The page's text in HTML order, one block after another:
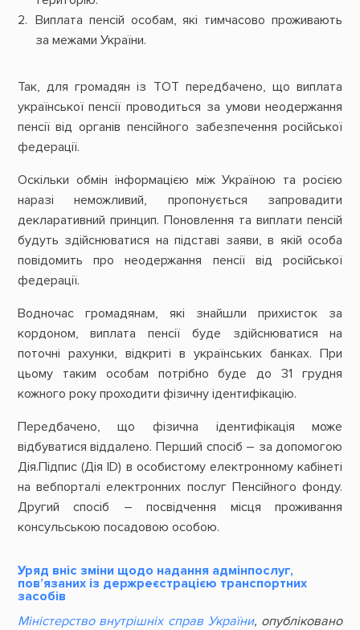
Виплата пенсій особам, які тимчасово проживають
за межами України.
Так, для громадян із ТОТ передбачено, що виплата
української пенсії проводиться за умови неодержання
пенсії від органів пенсійного забезпечення російської
федерації.
Оскільки обмін інформацією між Україною та росією
наразі неможливий, пропонується запровадити
декларативний принцип. Поновлення та виплати пенсій
будуть здійснюватися на підставі заяви, в якій особа
повідомить про неодержання пенсії від російської
федерації.
Водночас громадянам, які знайшли прихисток за
кордоном, виплата пенсії буде здійснюватися на
поточні рахунки, відкриті в українських банках. При
цьому таким особам потрібно буде до 31 грудня
кожного року проходити фізичну ідентифікацію.
Передбачено, що фізична ідентифікація може
відбуватися віддалено. Перший спосіб – за допомогою
Дія.Підпис (Дія ID) в особистому електронному кабінеті
на вебпорталі електронних послуг Пенсійного фонду.
Другий спосіб – посвідчення місця проживання
консульською посадовою особою.
Уряд вніс зміни щодо надання адмінпослуг,
пов’язаних із держреєстрацією транспортних
засобів
Міністерство внутрішніх справ України, опубліковано